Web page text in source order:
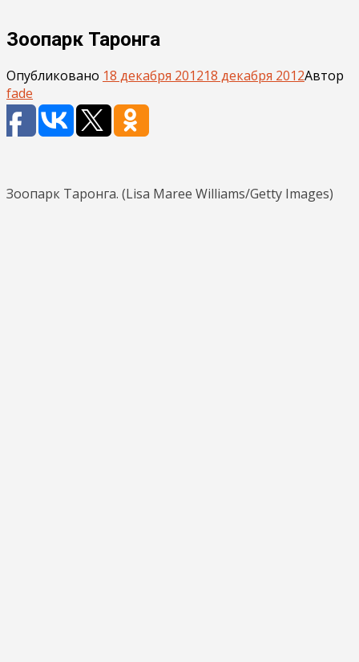
Зоопарк Таронга
Опубликовано 18 декабря 201218 декабря 2012Автор
fade
Зоопарк Таронга. (Lisa Maree Williams/Getty Images)